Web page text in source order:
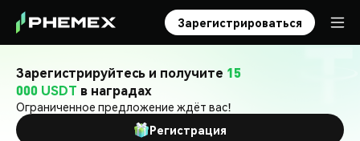
Зарегистрироваться
Зарегистрируйтесь и получите 15
000 USDT в наградах
Ограниченное предложение ждёт вас!
Регистрация